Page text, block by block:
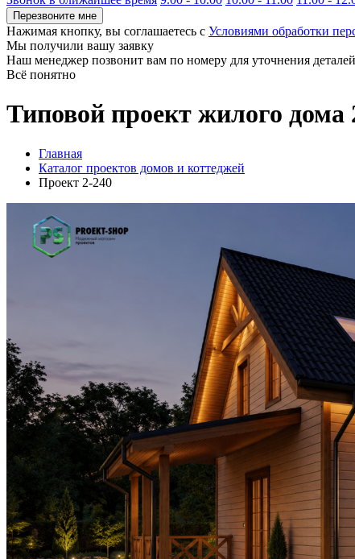
Перезвоните мне
Нажимая кнопку, вы соглашаетесь с Условиями обработки
Мы получили вашу заявку
Наш менеджер позвонит вам по номеру для уточнения
Всё понятно
Типовой проект жилого дома
Главная
Каталог проектов домов и коттеджей
Проект 2-240